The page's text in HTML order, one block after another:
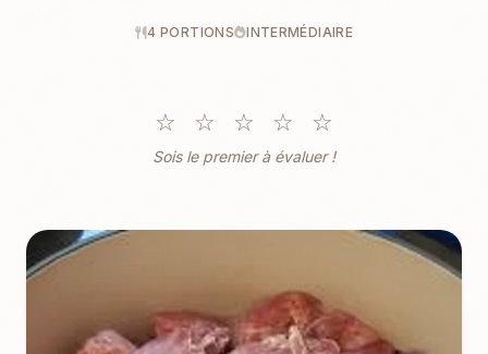
4 PORTIONS INTERMÉDIAIRE
☆ ☆ ☆ ☆ ☆
Sois le premier à évaluer !